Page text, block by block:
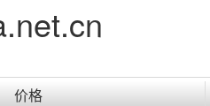
价格